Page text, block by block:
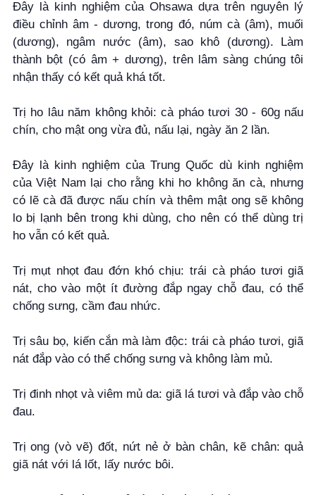
Đây là kinh nghiệm của Ohsawa dựa trên nguyên lý
điều chỉnh âm - dương, trong đó, núm cà (âm), muối
(dương), ngâm nước (âm), sao khô (dương). Làm
thành bột (có âm + dương), trên lâm sàng chúng tôi
nhận thấy có kết quả khá tốt.
Trị ho lâu năm không khỏi: cà pháo tươi 30 - 60g nấu
chín, cho mật ong vừa đủ, nấu lại, ngày ăn 2 lần.
Đây là kinh nghiệm của Trung Quốc dù kinh nghiệm
của Việt Nam lại cho rằng khi ho không ăn cà, nhưng
có lẽ cà đã được nấu chín và thêm mật ong sẽ không
lo bị lạnh bên trong khi dùng, cho nên có thể dùng trị
ho vẫn có kết quả.
Trị mụt nhọt đau đớn khó chịu: trái cà pháo tươi giã
nát, cho vào một ít đường đắp ngay chỗ đau, có thể
chống sưng, cầm đau nhức.
Trị sâu bọ, kiến cắn mà làm độc: trái cà pháo tươi, giã
nát đắp vào có thể chống sưng và không làm mủ.
Trị đinh nhọt và viêm mủ da: giã lá tươi và đắp vào chỗ
đau.
Trị ong (vò vẽ) đốt, nứt nẻ ở bàn chân, kẽ chân: quả
giã nát với lá lốt, lấy nước bôi.